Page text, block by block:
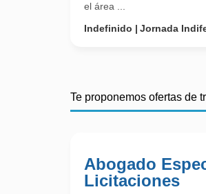
el área ...
Indefinido
Jornada
Te proponemos ofertas de
Abogado
Licitaciones